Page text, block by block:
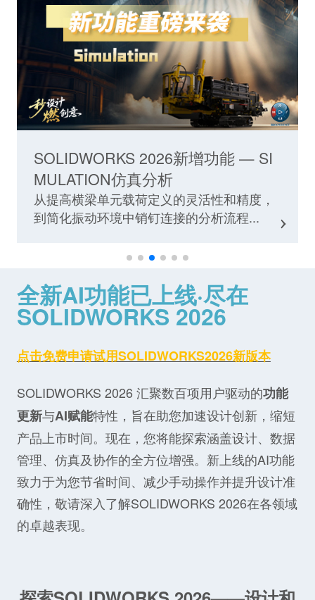
SOLIDWORKS 2026新增功能 — SI
MULATION仿真分析
从提高横梁单元载荷定义的灵活性和精度，
到简化振动环境中销钉连接的分析流程...
全新AI功能已上线·尽在
SOLIDWORKS 2026
点击免费申请试用SOLIDWORKS2026新版本
SOLIDWORKS 2026 汇聚数百项用户驱动的功能
更新与AI赋能特性，旨在助您加速设计创新，缩短
产品上市时间。现在，您将能探索涵盖设计、数据
管理、仿真及协作的全方位增强。新上线的AI功能
致力于为您节省时间、减少手动操作并提升设计准
确性，敬请深入了解SOLIDWORKS 2026在各领域
的卓越表现。